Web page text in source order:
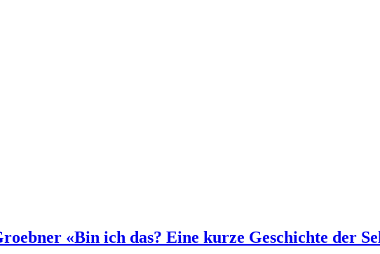
«Bin ich das? Eine kurze Geschichte der